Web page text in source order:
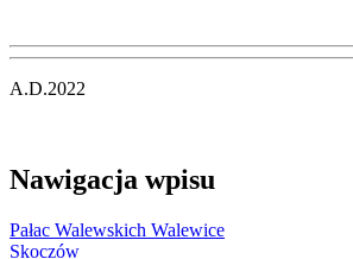
A.D.2022
Nawigacja wpisu
Pałac Walewskich Walewice
Skoczów